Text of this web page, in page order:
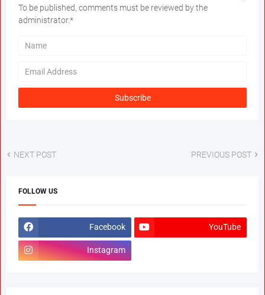
To be published, comments must be reviewed by the
administrator.*
NEXT POST PREVIOUS POST
FOLLOW US
Facebook YouTube
Instagram